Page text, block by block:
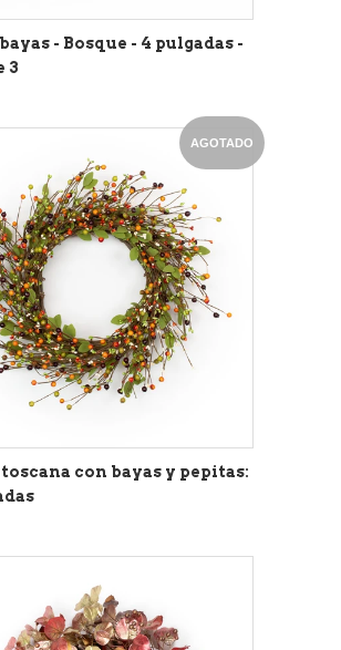
- Bosque - 4 pulgadas -
3
AGOTADO
con bayas y pepitas: